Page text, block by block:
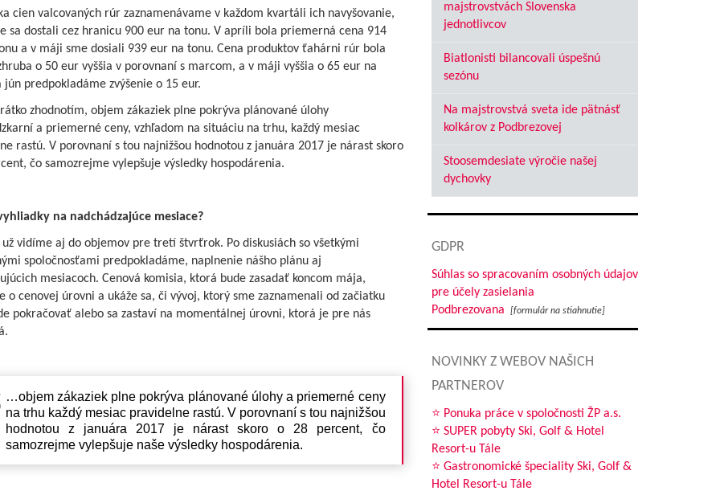
cien valcovaných rúr zaznamenávame v každom kvartáli ich navyšovanie,
sa dostali cez hranicu 900 eur na tonu. V apríli bola priemerná cena 914
a v máji sme dosiali 939 eur na tonu. Cena produktov ťahárni rúr bola
o 50 eur vyššia v porovnaní s marcom, a v máji vyššia o 65 eur na
jún predpokladáme zvýšenie o 15 eur.
zhodnotím, objem zákaziek plne pokrýva plánované úlohy
a priemerné ceny, vzhľadom na situáciu na trhu, každý mesiac
rastú. V porovnaní s tou najnižšou hodnotou z januára 2017 je nárast skoro
čo samozrejme vylepšuje výsledky hospodárenia.
na nadchádzajúce mesiace?
vidíme aj do objemov pre tretí štvrťrok. Po diskusiách so všetkými
spoločnosťami predpokladáme, naplnenie nášho plánu aj
mesiacoch. Cenová komisia, ktorá bude zasadať koncom mája,
o cenovej úrovni a ukáže sa, či vývoj, ktorý sme zaznamenali od začiatku
pokračovať alebo sa zastaví na momentálnej úrovni, ktorá je pre nás
…objem zákaziek plne pokrýva plánované úlohy a priemerné ceny
na trhu každý mesiac pravidelne rastú. V porovnaní s tou najnižšou
hodnotou z januára 2017 je nárast skoro o 28 percent, čo
samozrejme vylepšuje naše výsledky hospodárenia.
majstrovstvách Slovenska
jednotlivcov
Biatlonisti bilancovali úspešnú
sezónu
Na majstrovstvá sveta ide pätnásť
kolkárov z Podbrezovej
Stoosemdesiate výročie našej
dychovky
GDPR
Súhlas so spracovaním osobných údajov
pre účely zasielania
Podbrezovana
[formulár na stiahnutie]
NOVINKY Z WEBOV NAŠICH
PARTNEROV
⭐ Ponuka práce v spoločnosti ŽP a.s.
⭐ SUPER pobyty Ski, Golf & Hotel
Resort-u Tále
⭐ Gastronomické špeciality Ski, Golf &
Hotel Resort-u Tále